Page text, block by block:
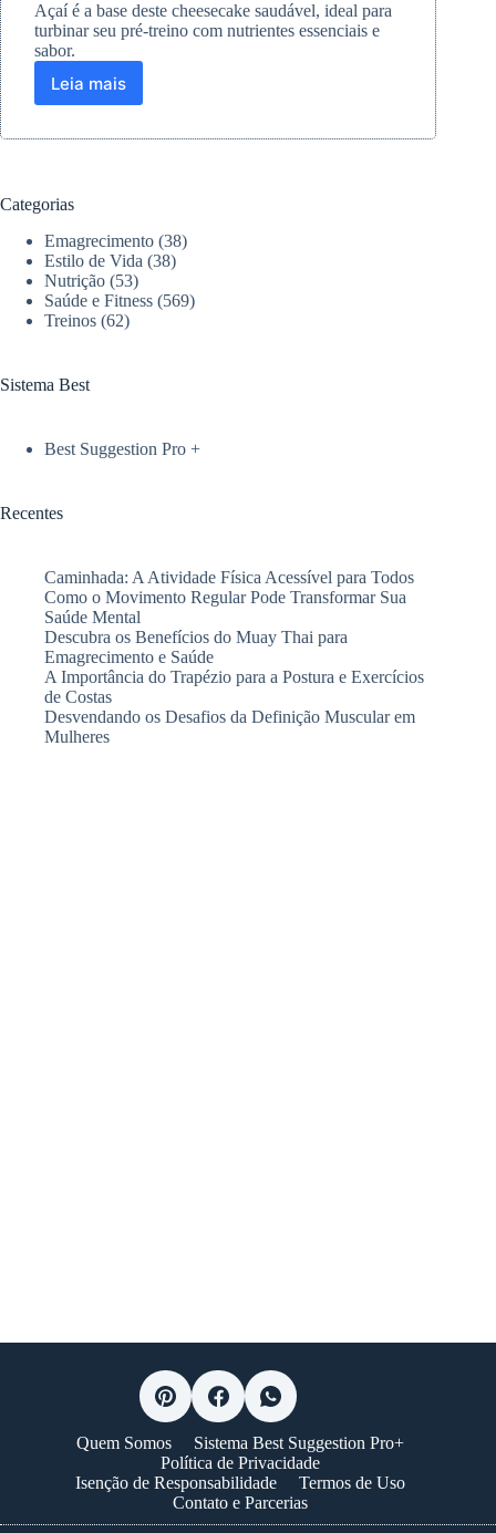
Açaí é a base deste cheesecake saudável, ideal para
turbinar seu pré-treino com nutrientes essenciais e
sabor.
Leia maisCheesecake
de
seu
pré-
treino
Categorias
Emagrecimento (38)
Estilo de Vida (38)
Nutrição (53)
Saúde e Fitness (569)
Treinos (62)
Sistema Best
Best Suggestion Pro +
Recentes
Caminhada: A Atividade Física Acessível para Todos
Como o Movimento Regular Pode Transformar Sua
Saúde Mental
Descubra os Benefícios do Muay Thai para
Emagrecimento e Saúde
A Importância do Trapézio para a Postura e Exercícios
de Costas
Desvendando os Desafios da Definição Muscular em
Mulheres
Quem Somos
Sistema Best Suggestion Pro+
Política de Privacidade
Isenção de Responsabilidade
Termos de Uso
Contato e Parcerias